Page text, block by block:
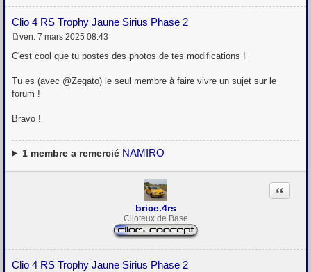
Clio 4 RS Trophy Jaune Sirius Phase 2
e
a
g
ven. 7 mars 2025 08:43
C'est cool que tu postes des photos de tes modifications !
Tu es (avec @Zegato) le seul membre à faire vivre un sujet sur le
forum !
Bravo !
1membre a remercié NAMIRO
brice.4rs
Clioteux de Base
Clio 4 RS Trophy Jaune Sirius Phase 2
Citation